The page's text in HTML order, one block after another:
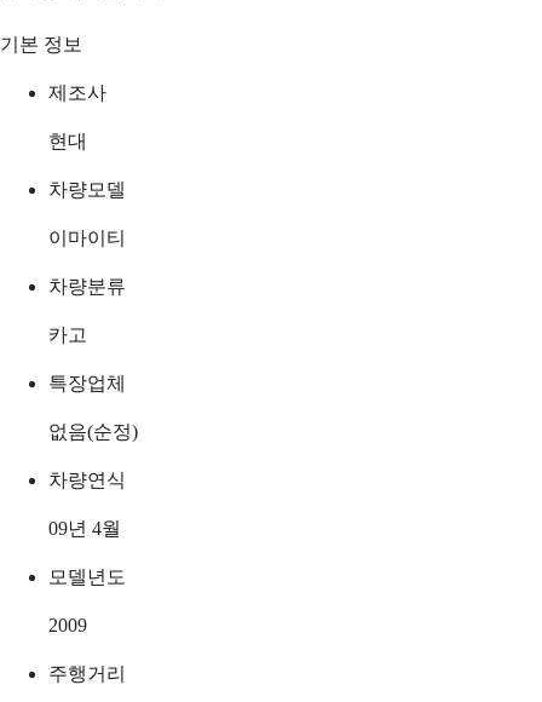
기본 정보
제조사
현대
차량모델
이마이티
차량분류
카고
특장업체
없음(순정)
차량연식
09년 4월
모델년도
2009
주행거리